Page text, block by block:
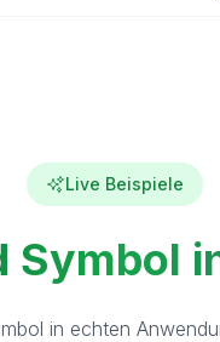
Live Beispiele
Symbol
in echten